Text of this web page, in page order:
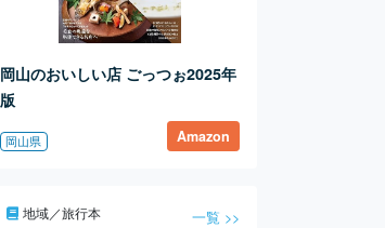
岡山のおいしい店 ごっつぉ2025年
版
岡山県 Amazon
地域／旅行本 一覧 >>